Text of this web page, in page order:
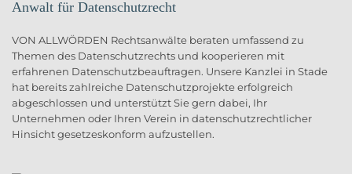
Anwalt für Datenschutzrecht
VON ALLWÖRDEN Rechtsanwälte beraten umfassend zu
Themen des Datenschutzrechts und kooperieren mit
erfahrenen Datenschutzbeauftragen. Unsere Kanzlei in Stade
hat bereits zahlreiche Datenschutzprojekte erfolgreich
abgeschlossen und unterstützt Sie gern dabei, Ihr
Unternehmen oder Ihren Verein in datenschutzrechtlicher
Hinsicht gesetzeskonform aufzustellen.